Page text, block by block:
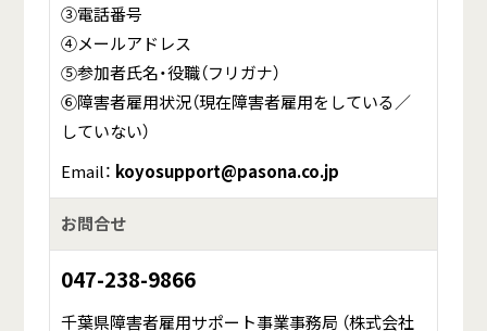
③電話番号
④メールアドレス
⑤参加者氏名・役職（フリガナ）
⑥障害者雇用状況（現在障害者雇用をしている／
していない）
Email： koyosupport@pasona.co.jp
お問合せ
047-238-9866
千葉県障害者雇用サポート事業事務局 （株式会社